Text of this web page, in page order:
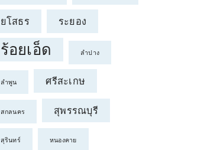
ยโสธร ระยอง
ร้อยเอ็ด ลำปาง
ลำพูน ศรีสะเกษ
สกลนคร สุพรรณบุรี
สุรินทร์ หนองคาย